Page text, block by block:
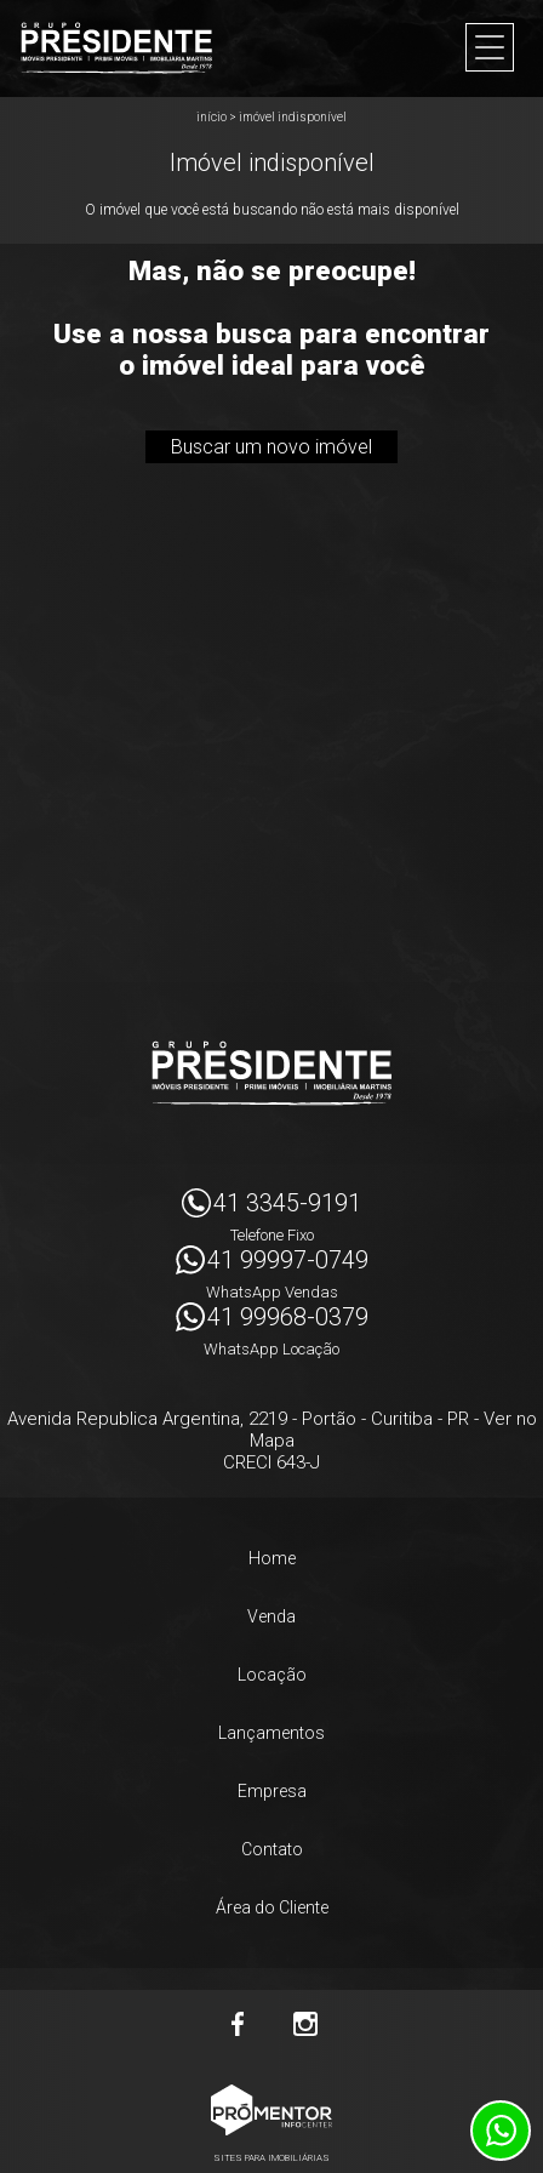
início > imóvel indisponível
Imóvel indisponível
O imóvel que você está buscando não está mais disponível
Mas, não se preocupe!
Use a nossa busca para encontrar
o imóvel ideal para você
Buscar um novo imóvel
41 3345-9191
Telefone Fixo
41 99997-0749
WhatsApp Vendas
41 99968-0379
WhatsApp Locação
Avenida Republica Argentina, 2219- Portão - Curitiba - PR- Ver no
Mapa
CRECI 643-J
Home
Venda
Locação
Lançamentos
Empresa
Contato
Área do Cliente
SITES PARA IMOBILIÁRIAS